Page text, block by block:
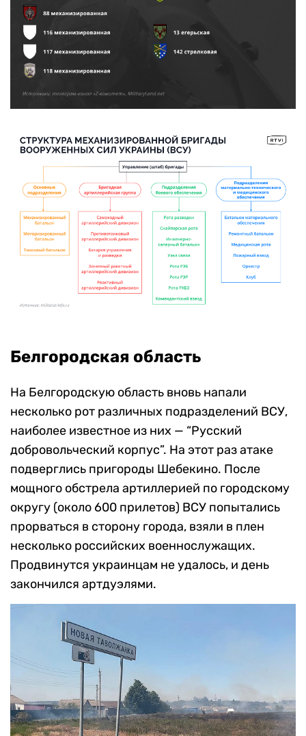
Белгородская область
На Белгородскую область вновь напали
несколько рот различных подразделений ВСУ,
наиболее известное из них — “Русский
добровольческий корпус”. На этот раз атаке
подверглись пригороды Шебекино. После
мощного обстрела артиллерией по городскому
округу (около 600 прилетов) ВСУ попытались
прорваться в сторону города, взяли в плен
несколько российских военнослужащих.
Продвинутся украинцам не удалось, и день
закончился артдуэлями.